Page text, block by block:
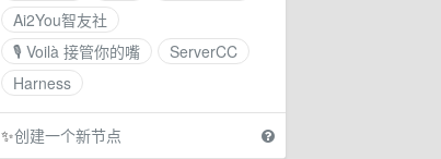
Ai2You智友社
🎙 Voilà 接管你的嘴
ServerCC
Harness
✨创建一个新节点